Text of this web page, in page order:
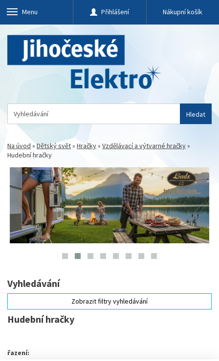
Menu Přihlášení Nákupní košík
Hledat
Na úvod »Dětský svět» Hračky» Vzdělávací a výtvarné hračky»
Hudební hračky
Vyhledávání
Zobrazit filtry vyhledávání
Hudební hračky
řazení: